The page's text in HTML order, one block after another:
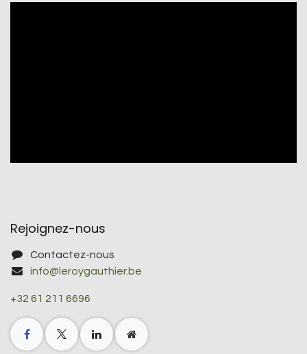
Rejoignez-nous
Contactez-nous
info@leroygauthier.be
+32 61 211 6696